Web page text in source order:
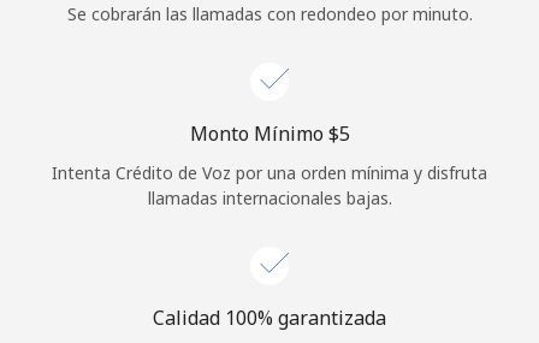
Se cobrarán las llamadas con redondeo por minuto.
Monto Mínimo ⁦$5⁩
Intenta Crédito de Voz por una orden mínima y disfruta
llamadas internacionales bajas.
Calidad 100% garantizada